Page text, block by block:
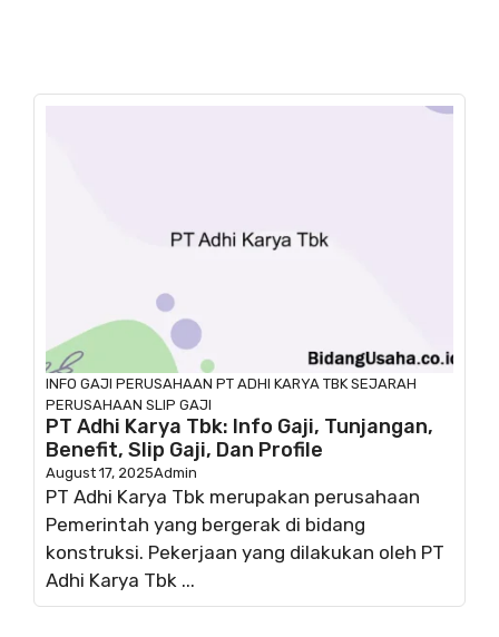
INFO GAJI PERUSAHAAN PT ADHI KARYA TBK SEJARAH
PERUSAHAAN SLIP GAJI
PT Adhi Karya Tbk: Info Gaji, Tunjangan,
Benefit, Slip Gaji, Dan Profile
August 17, 2025Admin
PT Adhi Karya Tbk merupakan perusahaan
Pemerintah yang bergerak di bidang
konstruksi. Pekerjaan yang dilakukan oleh PT
Adhi Karya Tbk ...